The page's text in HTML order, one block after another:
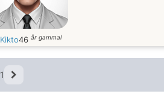
Kikto46 år gammal
1